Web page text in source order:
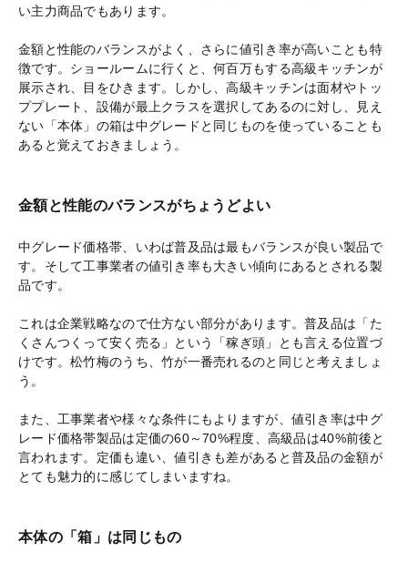
い主力商品でもあります。
金額と性能のバランスがよく、さらに値引き率が高いことも特
徴です。ショールームに行くと、何百万もする高級キッチンが
展示され、目をひきます。しかし、高級キッチンは面材やトッ
ププレート、設備が最上クラスを選択してあるのに対し、見え
ない「本体」の箱は中グレードと同じものを使っていることも
あると覚えておきましょう。
金額と性能のバランスがちょうどよい
中グレード価格帯、いわば普及品は最もバランスが良い製品で
す。そして工事業者の値引き率も大きい傾向にあるとされる製
品です。
これは企業戦略なので仕方ない部分があります。普及品は「た
くさんつくって安く売る」という「稼ぎ頭」とも言える位置づ
けです。松竹梅のうち、竹が一番売れるのと同じと考えましょ
う。
また、工事業者や様々な条件にもよりますが、値引き率は中グ
レード価格帯製品は定価の60～70%程度、高級品は40%前後と
言われます。定価も違い、値引きも差があると普及品の金額が
とても魅力的に感じてしまいますね。
本体の「箱」は同じもの